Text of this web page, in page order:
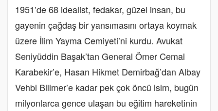
1951’de 68 idealist, fedakar, güzel insan, bu
gayenin çağdaş bir yansımasını ortaya koymak
üzere İlim Yayma Cemiyeti’ni kurdu. Avukat
Seniyüddin Başak’tan General Ömer Cemal
Karabekir’e, Hasan Hikmet Demirbağ’dan Albay
Vehbi Bilimer’e kadar pek çok öncü isim, bugün
milyonlarca gence ulaşan bu eğitim hareketinin